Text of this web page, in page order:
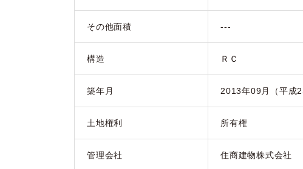
その他面積 ---
構造 ＲＣ
築年月 2013年09月（平成
土地権利 所有権
管理会社 住商建物株式会社